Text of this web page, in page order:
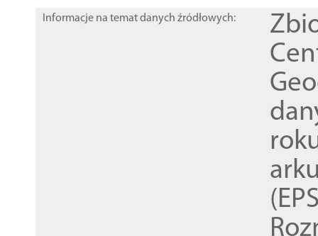
Informacje na temat danych źródłowych: